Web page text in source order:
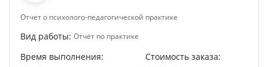
Отчет о психолого-педагогической практике
Вид работы: Отчёт по практике
Время выполнения: Стоимость заказа: